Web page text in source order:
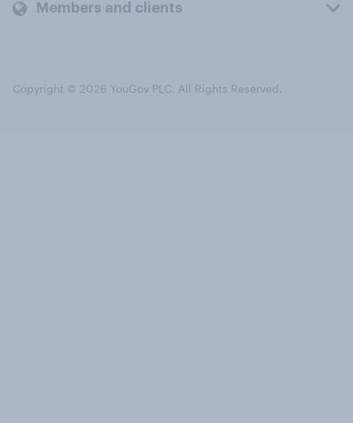
Members and clients
Copyright © 2026 YouGov PLC. All Rights Reserved.